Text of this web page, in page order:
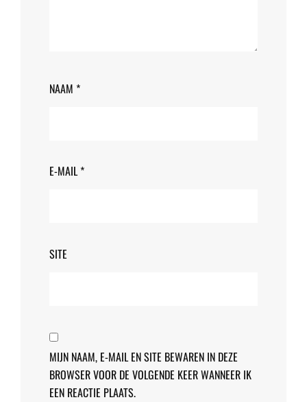
NAAM *
E-MAIL*
SITE
MIJN NAAM, E-MAIL EN SITE BEWAREN IN DEZE
BROWSER VOOR DE VOLGENDE KEER WANNEER IK
EEN REACTIE PLAATS.